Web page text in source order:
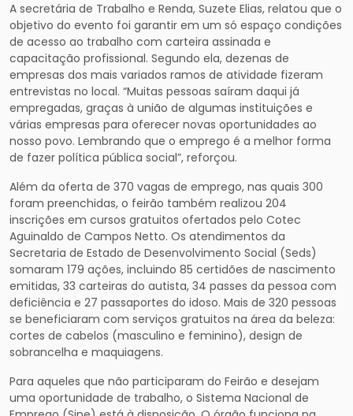
A secretária de Trabalho e Renda, Suzete Elias, relatou que o
objetivo do evento foi garantir em um só espaço condições
de acesso ao trabalho com carteira assinada e
capacitação profissional. Segundo ela, dezenas de
empresas dos mais variados ramos de atividade fizeram
entrevistas no local. “Muitas pessoas saíram daqui já
empregadas, graças à união de algumas instituições e
várias empresas para oferecer novas oportunidades ao
nosso povo. Lembrando que o emprego é a melhor forma
de fazer política pública social”, reforçou.
Além da oferta de 370 vagas de emprego, nas quais 300
foram preenchidas, o feirão também realizou 204
inscrições em cursos gratuitos ofertados pelo Cotec
Aguinaldo de Campos Netto. Os atendimentos da
Secretaria de Estado de Desenvolvimento Social (Seds)
somaram 179 ações, incluindo 85 certidões de nascimento
emitidas, 33 carteiras do autista, 34 passes da pessoa com
deficiência e 27 passaportes do idoso. Mais de 320 pessoas
se beneficiaram com serviços gratuitos na área da beleza:
cortes de cabelos (masculino e feminino), design de
sobrancelha e maquiagens.
Para aqueles que não participaram do Feirão e desejam
uma oportunidade de trabalho, o Sistema Nacional de